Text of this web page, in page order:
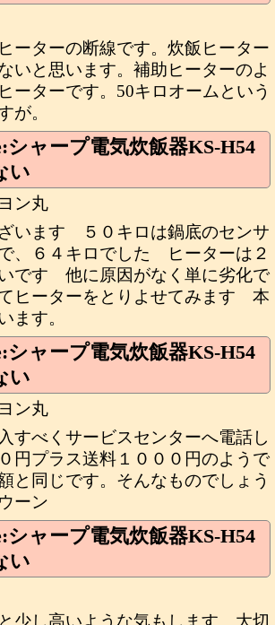
ーターの断線です。炊飯ヒーター
いと思います。補助ヒーターのよ
ーターです。50キロオームという
が。
シャープ電気炊飯器KS-H54
い
ン丸
います ５０キロは鍋底のセンサ
、６４キロでした ヒーターは２
です 他に原因がなく単に劣化で
ヒーターをとりよせてみます 本
ます。
シャープ電気炊飯器KS-H54
い
ン丸
すべくサービスセンターへ電話し
円プラス送料１０００円のようで
と同じです。そんなものでしょう
ーン
シャープ電気炊飯器KS-H54
い
少し高いような気もします。大切